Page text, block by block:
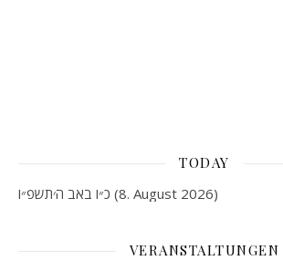
TODAY
כ״ו באב ה׳תשפ״ו (8. August 2026)
VERANSTALTUNGEN